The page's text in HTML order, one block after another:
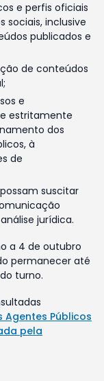
e perfis oficiais
sociais, inclusive
publicados e
de conteúdos
e
estritamente
dos
à
de
suscitar
jurídica.
a 4 de outubro
permanecer até
turno.
Públicos
pela